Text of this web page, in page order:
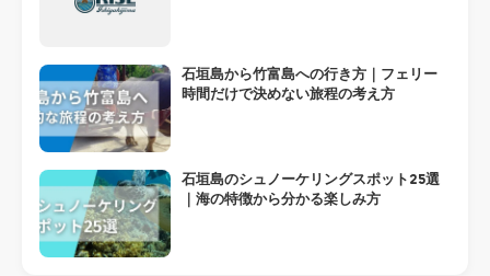
石垣島から竹富島への行き方｜フェリー
時間だけで決めない旅程の考え方
石垣島のシュノーケリングスポット25選
｜海の特徴から分かる楽しみ方